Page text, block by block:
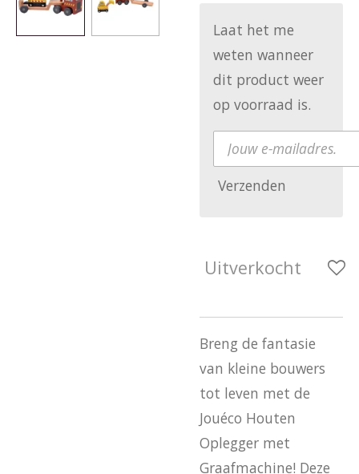
Laat het me
weten wanneer
dit product weer
op voorraad is.
Verzenden
Uitverkocht
Breng de fantasie
van kleine bouwers
tot leven met de
Jouéco Houten
Oplegger met
Graafmachine! Deze